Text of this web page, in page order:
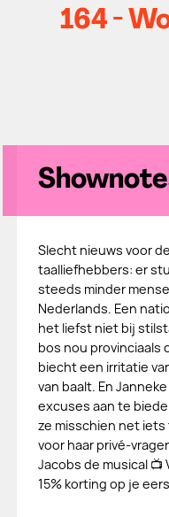
164 -
Slecht nieuws voor de
taalliefhebbers: er
steeds minder
Nederlands. Een
het liefst niet bij
bos nou provinciaals
biecht een irritatie
van baalt. En
excuses aan te
ze misschien net
voor haar privé-
Jacobs de musical 📺
15% korting op je